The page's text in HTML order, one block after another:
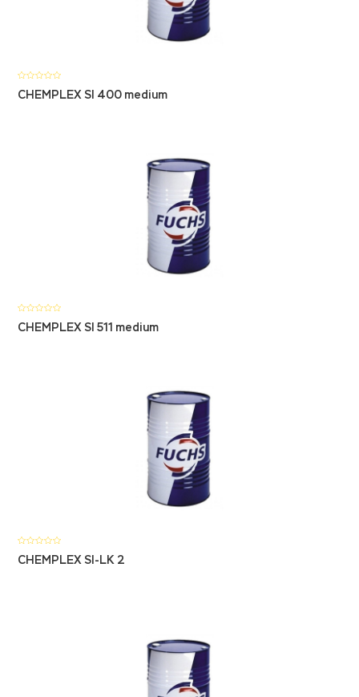
CHEMPLEX SI 400 medium
CHEMPLEX SI 511 medium
CHEMPLEX SI-LK 2